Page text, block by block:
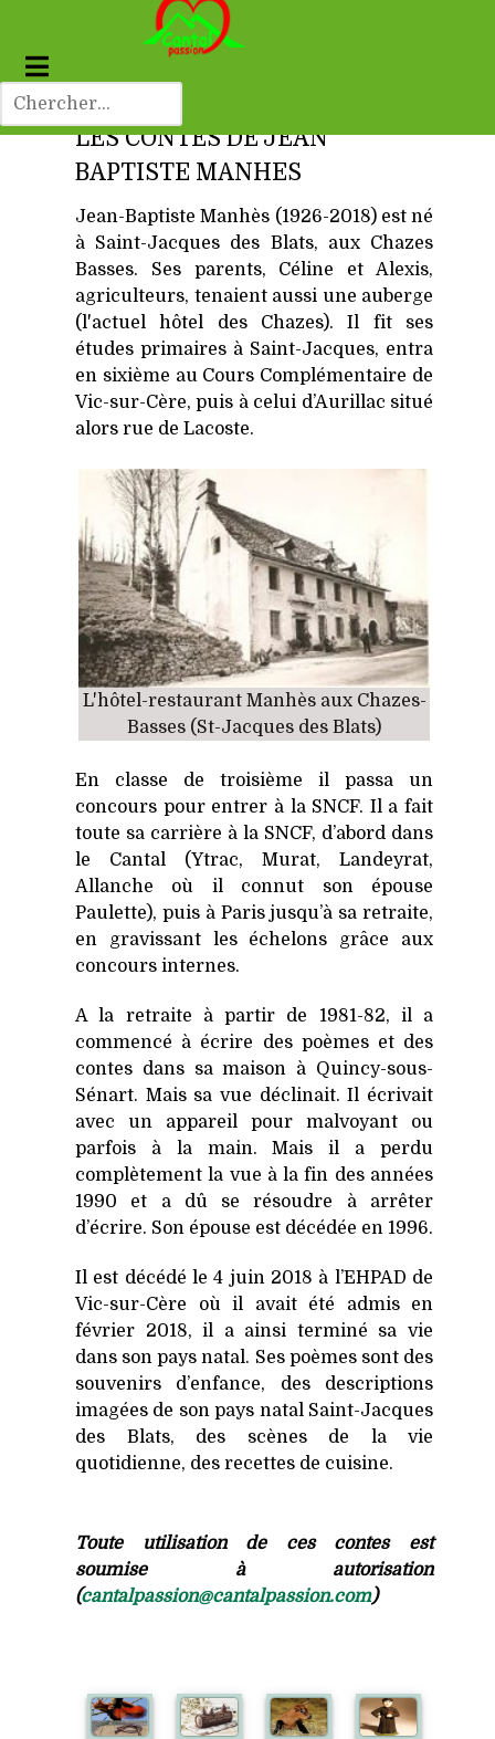
LES CONTES DE JEAN
BAPTISTE MANHES
Jean-Baptiste Manhès (1926-2018) est né
à Saint-Jacques des Blats, aux Chazes
Basses. Ses parents, Céline et Alexis,
agriculteurs, tenaient aussi une auberge
(l'actuel hôtel des Chazes). Il fit ses
études primaires à Saint-Jacques, entra
en sixième au Cours Complémentaire de
Vic-sur-Cère, puis à celui d’Aurillac situé
alors rue de Lacoste.
L'hôtel-restaurant Manhès aux Chazes-
Basses (St-Jacques des Blats)
En classe de troisième il passa un
concours pour entrer à la SNCF. Il a fait
toute sa carrière à la SNCF, d’abord dans
le Cantal (Ytrac, Murat, Landeyrat,
Allanche où il connut son épouse
Paulette), puis à Paris jusqu’à sa retraite,
en gravissant les échelons grâce aux
concours internes.
A la retraite à partir de 1981-82, il a
commencé à écrire des poèmes et des
contes dans sa maison à Quincy-sous-
Sénart. Mais sa vue déclinait. Il écrivait
avec un appareil pour malvoyant ou
parfois à la main. Mais il a perdu
complètement la vue à la fin des années
1990 et a dû se résoudre à arrêter
d’écrire. Son épouse est décédée en 1996.
Il est décédé le 4 juin 2018 à l’EHPAD de
Vic-sur-Cère où il avait été admis en
février 2018, il a ainsi terminé sa vie
dans son pays natal. Ses poèmes sont des
souvenirs d’enfance, des descriptions
imagées de son pays natal Saint-Jacques
des Blats, des scènes de la vie
quotidienne, des recettes de cuisine.
Toute utilisation de ces contes est
soumise à autorisation
(cantalpassion@cantalpassion.com)